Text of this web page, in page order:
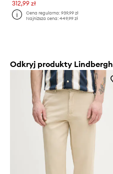
312,99 zł
Cena regularna:939,99 zł
Najniższa cena:449,99 zł
Odkryj produkty Lindbergh